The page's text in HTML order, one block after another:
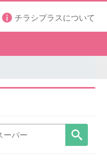
チラシプラスについて